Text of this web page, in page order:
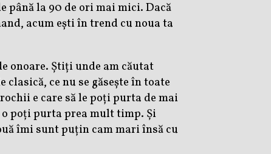
până la 90 de ori mai mici.Dacă
acum ești în trend cu noua ta
onoare. Știți unde am căutat
ce nu se găsește în toate
e care să le poți purta de mai
o poți purta prea mult timp. Și
îmi sunt puțin cam mari însă cu